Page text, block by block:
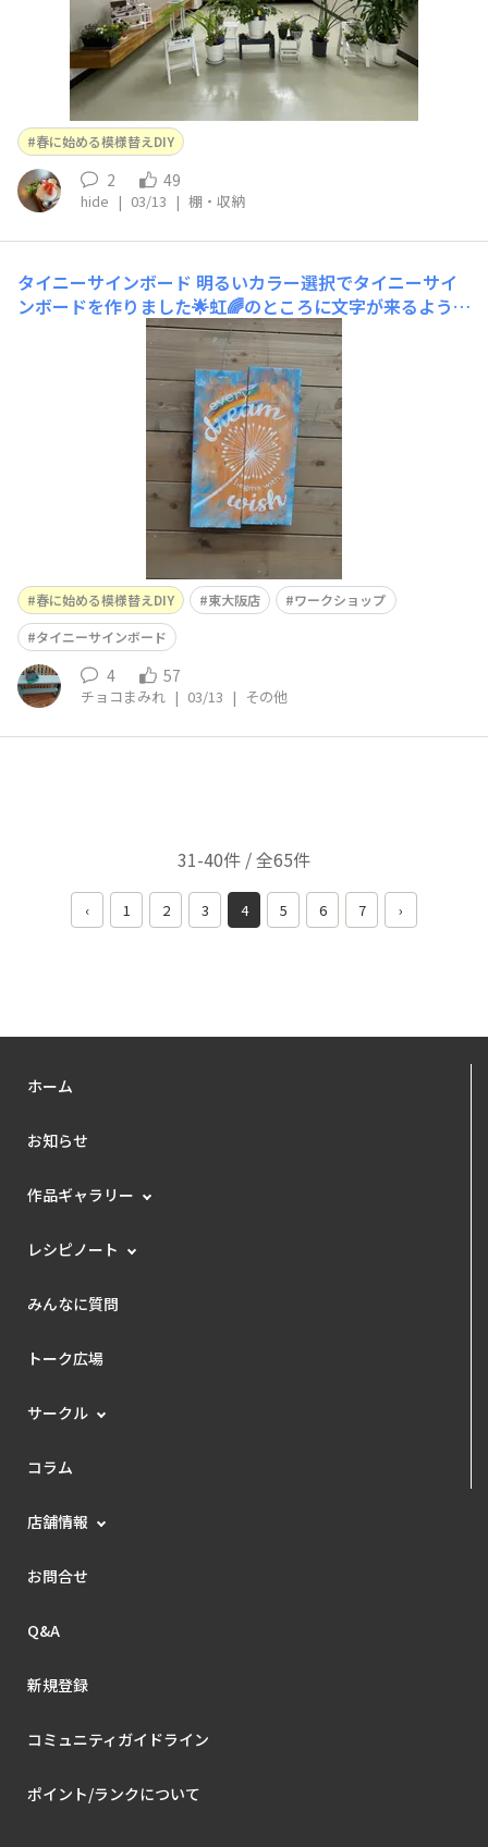
春に始める模様替えDIY
2 49
hide | 03/13 | 棚・収納
タイニーサインボード 明るいカラー選択でタイニーサイ
ンボードを作りました🌟虹🌈のところに文字が来るように
カラーを入れて、ステンシルしました。
春に始める模様替えDIY 東大阪店
ワークショップ
タイニーサインボード
4 57
チョコまみれ | 03/13 | その他
31-40件 / 全65件
‹ 1 2 3 4 5 6 7 ›
ホーム
お知らせ
作品ギャラリー
レシピノート
みんなに質問
トーク広場
サークル
コラム
店舗情報
お問合せ
Q&A
新規登録
コミュニティガイドライン
ポイント/ランクについて